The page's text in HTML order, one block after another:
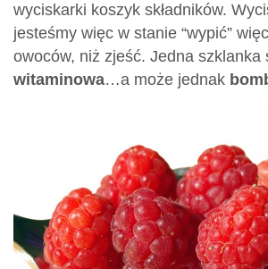
wyciskarki koszyk składników.
jesteśmy więc w stanie “wypić”
owoców, niż zjeść. Jedna szklanka
witaminowa…a może jednak